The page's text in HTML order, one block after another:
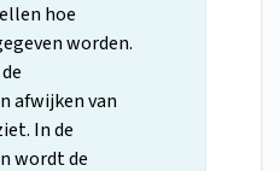
hoe
worden.
afwijken van
In de
wordt de